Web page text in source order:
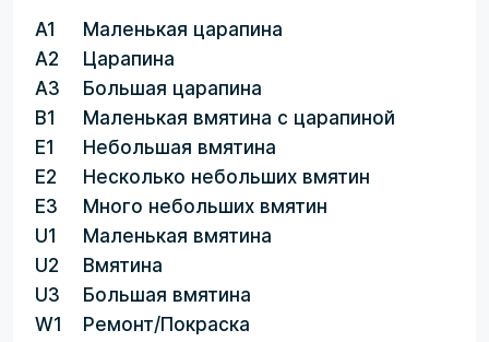
A1
Маленькая царапина
A2
Царапина
A3
Большая царапина
B1
Маленькая вмятина с царапиной
E1
Небольшая вмятина
E2
Несколько небольших вмятин
E3
Много небольших вмятин
U1
Маленькая вмятина
U2
Вмятина
U3
Большая вмятина
W1
Ремонт/Покраска